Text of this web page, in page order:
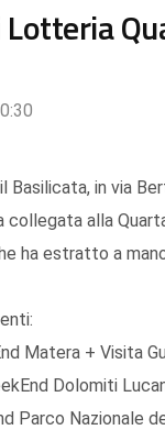
Basilicata, in via
collegata alla
ha estratto a
Matera + Visita
Dolomiti
Parco Nazionale